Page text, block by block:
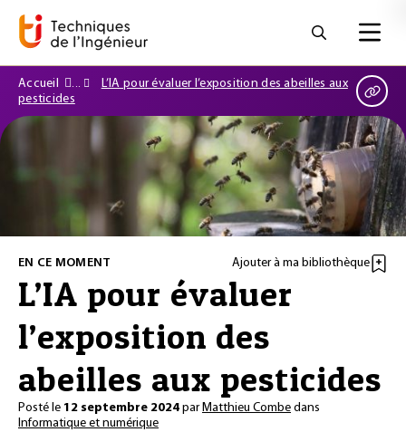
Accueil
L’IA pour évaluer l’exposition des abeilles aux
pesticides
EN CE MOMENT Ajouter à ma bibliothèque
L’IA pour évaluer
l’exposition des
abeilles aux pesticides
Posté le 12 septembre 2024 parMatthieu Combe dans
Informatique et numérique